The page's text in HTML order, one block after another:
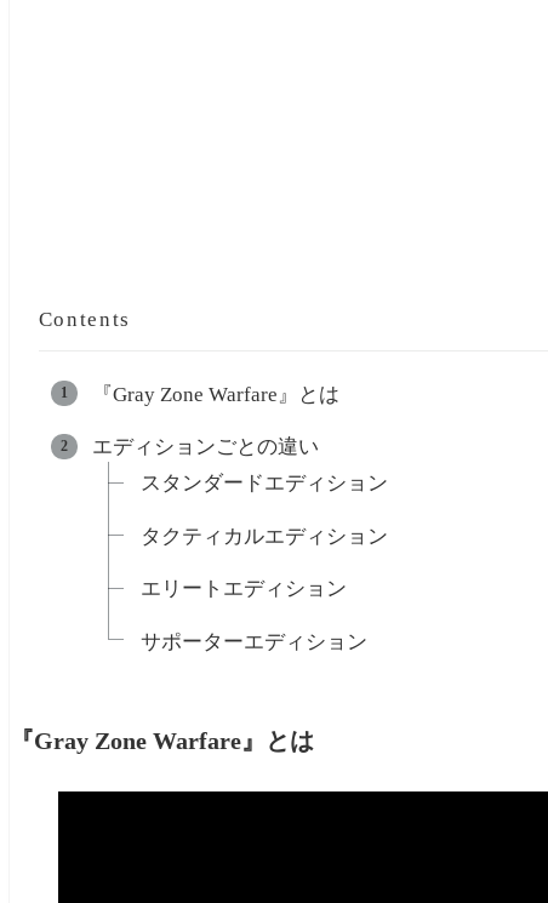
Contents
『Gray Zone Warfare』とは
エディションごとの違い
スタンダードエディション
タクティカルエディション
エリートエディション
サポーターエディション
『Gray Zone Warfare』 とは